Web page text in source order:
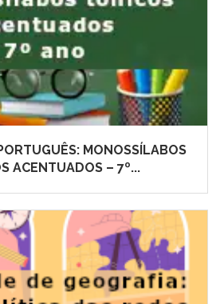
MONOSSÍLABOS
ACENTUADOS – 7º...